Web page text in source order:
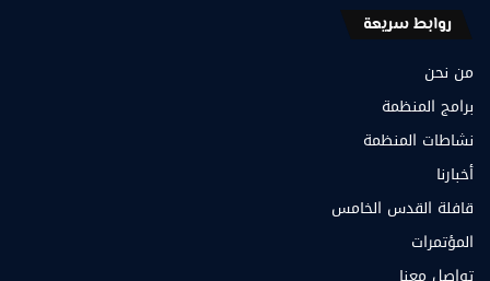
روابط سريعة
من نحن
برامج المنظمة
نشاطات المنظمة
أخبارنا
قافلة القدس الخامس
المؤتمرات